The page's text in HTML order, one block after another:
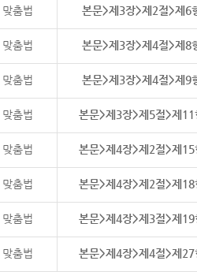
춤법 본문>제3장>제2절>제6
춤법 본문>제3장>제4절>제8
춤법 본문>제3장>제4절>제9
춤법 본문>제3장>제5절>제11
춤법 본문>제4장>제2절>제15
춤법 본문>제4장>제2절>제18
춤법 본문>제4장>제3절>제19
춤법 본문>제4장>제4절>제27